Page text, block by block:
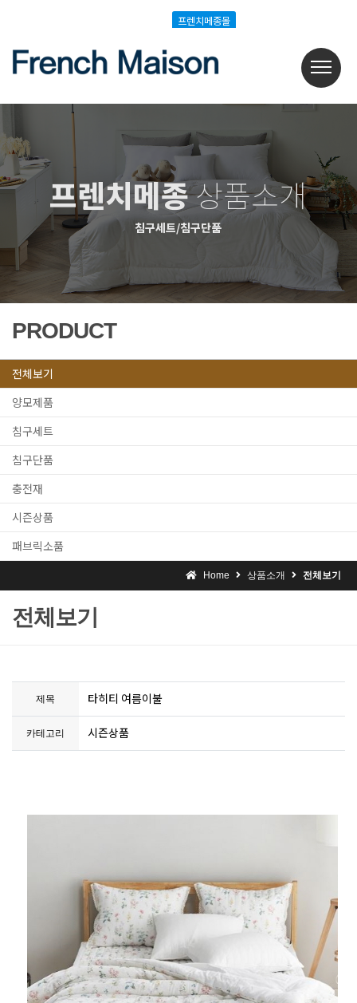
프렌치메종몰
프렌치메종상품소개
침구세트/침구단품
PRODUCT
전체보기
양모제품
침구세트
침구단품
충전재
시즌상품
패브릭소품
Home 상품소개 전체보기
전체보기
제목 타히티 여름이불
카테고리 시즌상품